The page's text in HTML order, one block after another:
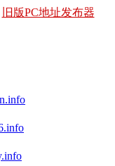
旧版PC地址发布器